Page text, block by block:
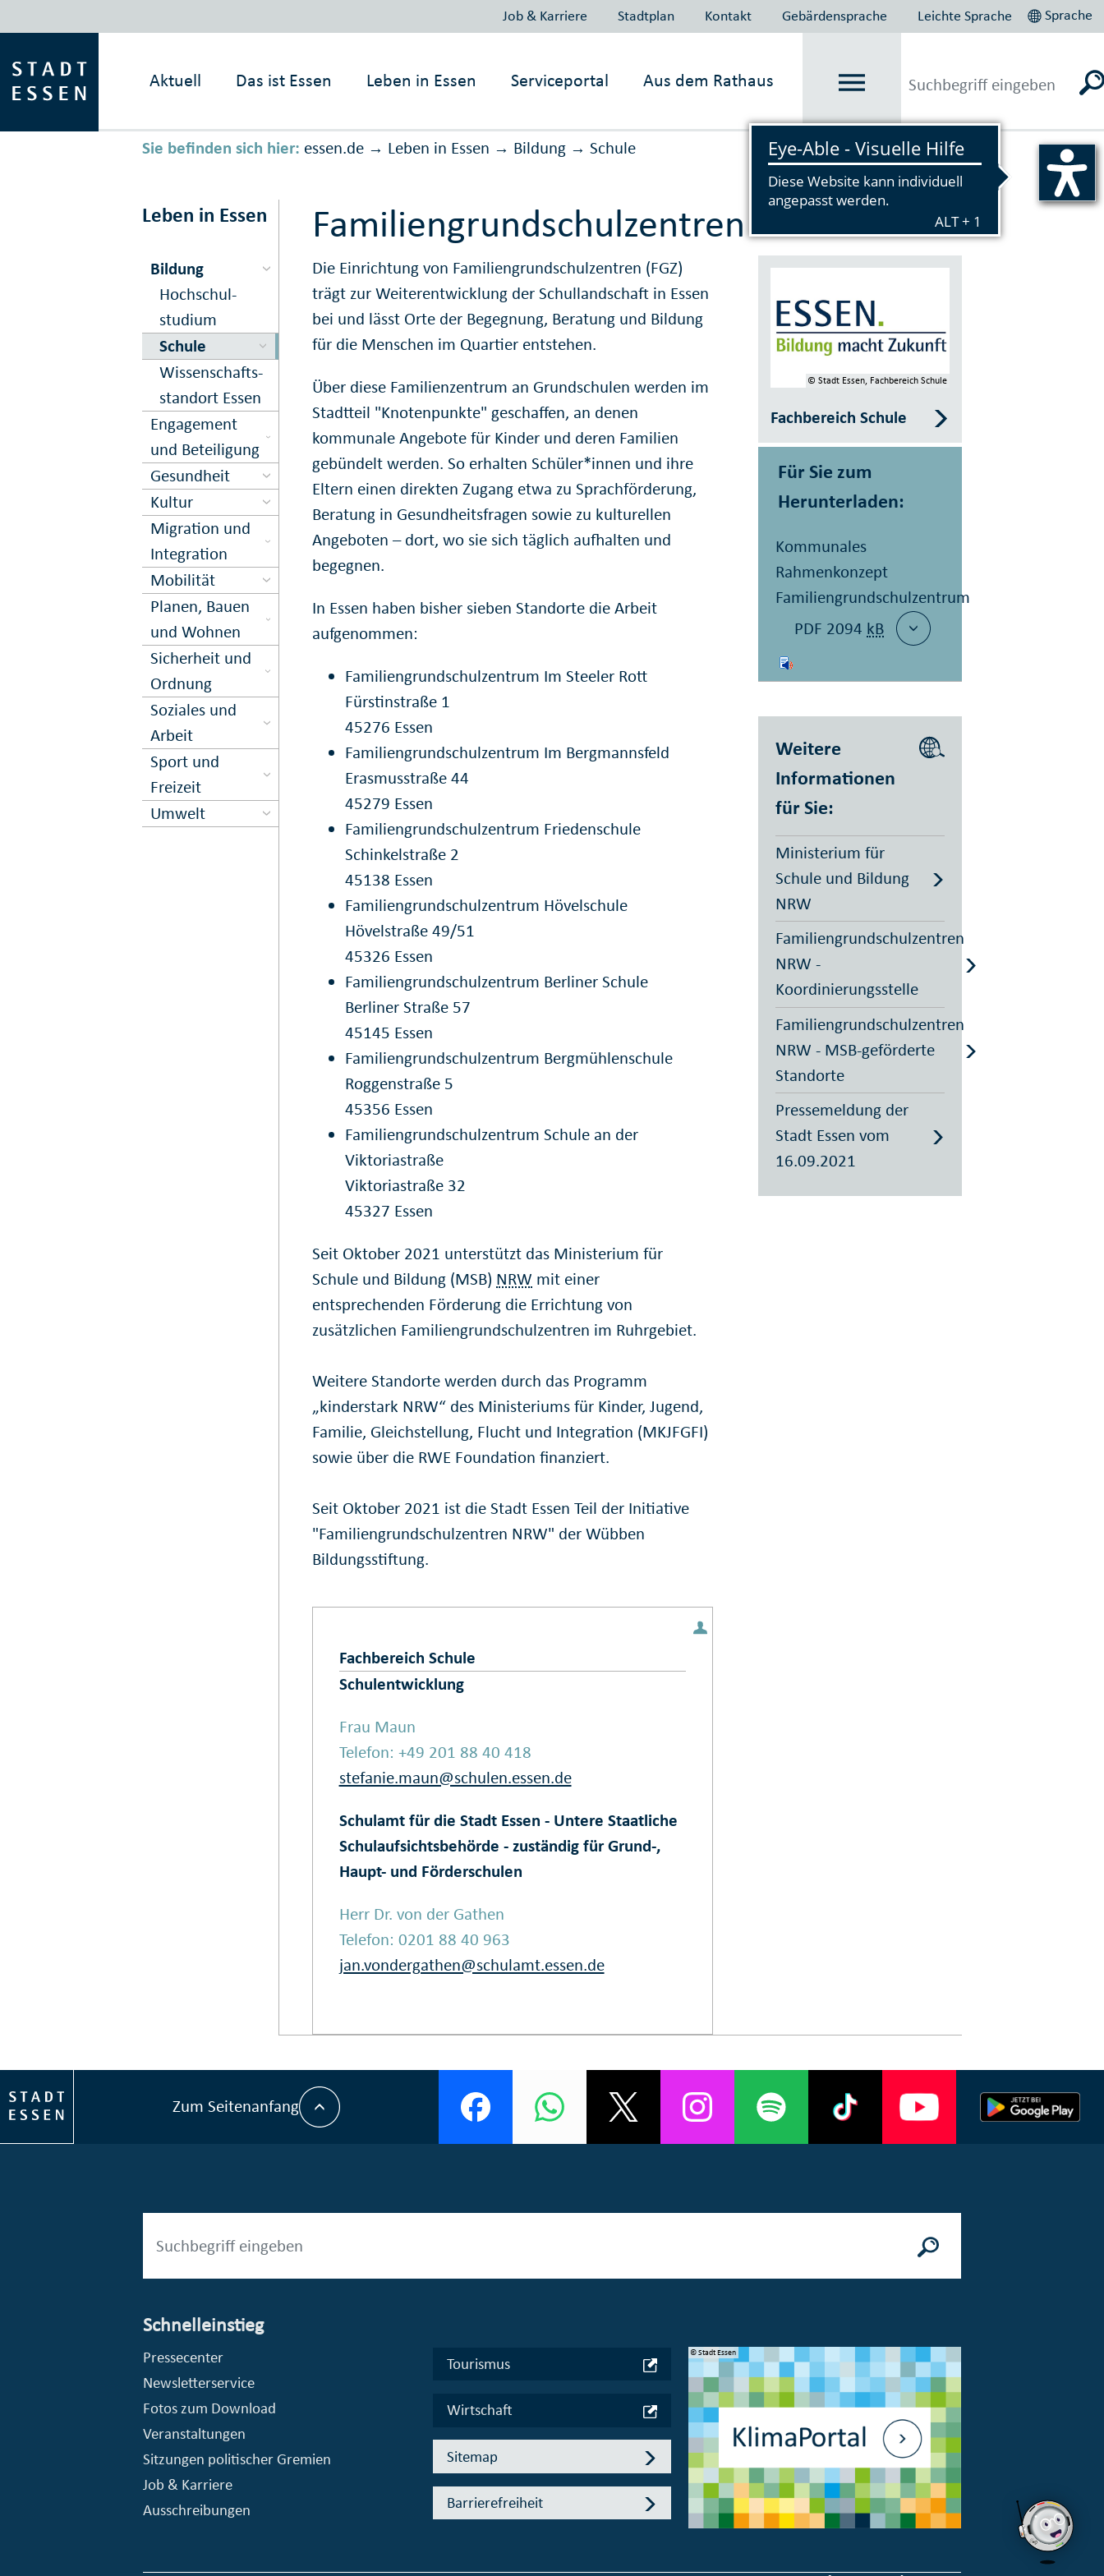
Job & Karriere Stadtplan Kontakt Gebärdensprache Leichte Sprache Sprache
Aktuell Das ist Essen Leben in Essen Serviceportal Aus dem Rathaus
Sie befinden sich hier: essen.de → Leben in Essen → Bildung → Schule Vorlesen
Leben in Essen
Bildung
Hochschul­
studium
Schule
Wissenschafts­
stand­ort Essen
Engagement
und Beteiligung
Gesundheit
Kultur
Migration und
Inte­gration
Mobilität
Planen, Bauen
und Wohnen
Sicher­heit und
Ord­nung
Soziales und
Arbeit
Sport und
Freizeit
Umwelt
Familiengrundschulzentren
Die Einrichtung von Familiengrundschulzentren (FGZ)
trägt zur Weiterentwicklung der Schullandschaft in Essen
bei und lässt Orte der Begegnung, Beratung und Bildung
für die Menschen im Quartier entstehen.
Über diese Familienzentrum an Grundschulen werden im
Stadtteil "Knotenpunkte" geschaffen, an denen
kommunale Angebote für Kinder und deren Familien
gebündelt werden. So erhalten Schüler*innen und ihre
Eltern einen direkten Zugang etwa zu Sprachförderung,
Beratung in Gesundheitsfragen sowie zu kulturellen
Angeboten – dort, wo sie sich täglich aufhalten und
begegnen.
In Essen haben bisher sieben Standorte die Arbeit
aufgenommen:
Familiengrundschulzentrum Im Steeler Rott
Fürstinstraße 1
45276 Essen
Familiengrundschulzentrum Im Bergmannsfeld
Erasmusstraße 44
45279 Essen
Familiengrundschulzentrum Friedenschule
Schinkelstraße 2
45138 Essen
Familiengrundschulzentrum Hövelschule
Hövelstraße 49/51
45326 Essen
Familiengrundschulzentrum Berliner Schule
Berliner Straße 57
45145 Essen
Familiengrundschulzentrum Bergmühlenschule
Roggenstraße 5
45356 Essen
Familiengrundschulzentrum Schule an der
Viktoriastraße
Viktoriastraße 32
45327 Essen
Seit Oktober 2021 unterstützt das Ministerium für
Schule und Bildung (MSB) NRW mit einer
entsprechenden Förderung die Errichtung von
zusätzlichen Familiengrundschulzentren im Ruhrgebiet.
Weitere Standorte werden durch das Programm
„kinderstark NRW“ des Ministeriums für Kinder, Jugend,
Familie, Gleichstellung, Flucht und Integration (MKJFGFI)
sowie über die RWE Foundation finanziert.
Seit Oktober 2021 ist die Stadt Essen Teil der Initiative
"Familiengrundschulzentren NRW" der Wübben
Bildungsstiftung.
Fachbereich Schule
Schulentwicklung
Frau Maun
Telefon: +49 201 88 40 418
stefanie.maun@schulen.essen.de
Schulamt für die Stadt Essen - Untere Staatliche
Schulaufsichtsbehörde - zuständig für Grund-,
Haupt- und Förderschulen
Herr Dr. von der Gathen
Telefon: 0201 88 40 963
jan.vondergathen@schulamt.essen.de
© Stadt Essen, Fachbereich Schule
Fachbereich Schule
Für Sie zum
Herunterladen:
Kommunales
Rahmenkonzept
Familiengrundschulzentrum
PDF 2094 kB
Weitere
Informationen
für Sie:
Ministerium für
Schule und Bildung
NRW
Familiengrundschulzentren
NRW -
Koordinierungsstelle
Familiengrundschulzentren
NRW - MSB-geförderte
Standorte
Pressemeldung der
Stadt Essen vom
16.09.2021
Zum Seitenanfang
Schnelleinstieg
Pressecenter
Newsletterservice
Fotos zum Download
Veranstaltungen
Sitzungen politischer Gremien
Job & Karriere
Ausschreibungen
Tourismus
Wirtschaft
Sitemap
Barrierefreiheit
© Stadt Essen, Presse- und Kommunikationsamt © Stadt Essen